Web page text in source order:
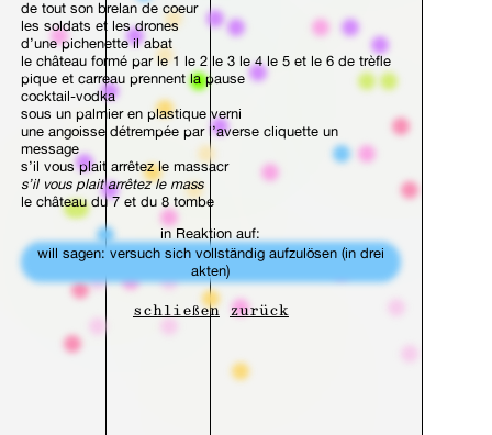
de tout son brelan de coeur
les soldats et les drones
d’une pichenette il abat
le château formé par le 1 le 2 le 3 le 4 le 5 et le 6 de trèfle
pique et carreau prennent la pause
cocktail-vodka
sous un palmier en plastique verni
une angoisse détrempée par l’averse cliquette un
message
s’il vous plait arrêtez le massacr
s’il vous plait arrêtez le mass
le château du 7 et du 8 tombe
leurs yeux de trèfle nagent vers la nuit
relâchent
contre ma vitre
des
sortes
nébuleuses
in Reaktion auf:
will sagen: versuch sich vollständig aufzulösen (in drei
akten)
schließen zurück